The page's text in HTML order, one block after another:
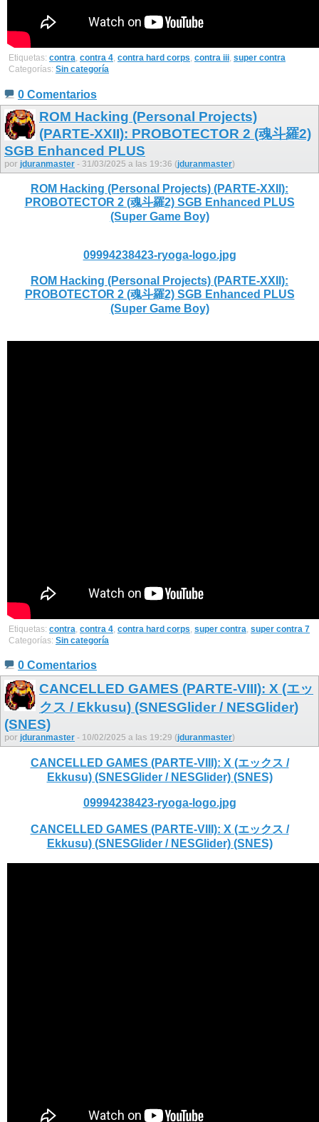
Etiquetas: contra, contra 4, contra hard corps, contra iii, super contra
Categorías: Sin categoría
0 Comentarios
ROM Hacking (Personal Projects)
(PARTE-XXII): PROBOTECTOR 2 (魂斗羅2)
SGB Enhanced PLUS
por jduranmaster - 31/03/2025 a las 19:36 (jduranmaster)
ROM Hacking (Personal Projects) (PARTE-XXII):
PROBOTECTOR 2 (魂斗羅2) SGB Enhanced PLUS
(Super Game Boy)
09994238423-ryoga-logo.jpg
ROM Hacking (Personal Projects) (PARTE-XXII):
PROBOTECTOR 2 (魂斗羅2) SGB Enhanced PLUS
(Super Game Boy)
Etiquetas: contra, contra 4, contra hard corps, super contra, super contra 7
Categorías: Sin categoría
0 Comentarios
CANCELLED GAMES (PARTE-VIII): X (エッ
クス / Ekkusu) (SNESGlider / NESGlider)
(SNES)
por jduranmaster - 10/02/2025 a las 19:29 (jduranmaster)
CANCELLED GAMES (PARTE-VIII): X (エックス /
Ekkusu) (SNESGlider / NESGlider) (SNES)
09994238423-ryoga-logo.jpg
CANCELLED GAMES (PARTE-VIII): X (エックス /
Ekkusu) (SNESGlider / NESGlider) (SNES)